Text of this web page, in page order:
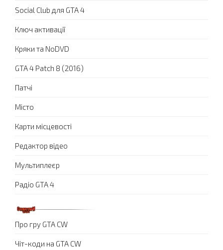
Social Club для GTA 4
Ключ активації
Кряки та NoDVD
GTA 4 Patch 8 (2016)
Патчі
Місто
Карти місцевості
Редактор відео
Мультиплеєр
Радіо GTA 4
Про гру GTA CW
Чіт-коди на GTA CW